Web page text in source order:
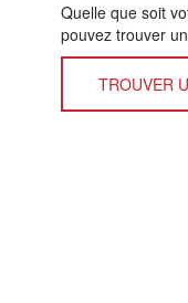
Quelle que soit
pouvez trouver